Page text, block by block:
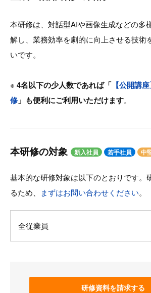
本研修は、対話型AIや画像生成などの多
解し、業務効率を劇的に向上させる技術
いです。
※ 4名以下の少人数であれば「 【公開講
修」も便利にご利用いただけます。
本研修の対象 新入社員 若手社員 中
基本的な研修対象は以下のとおりです。
るため、
まずはお問い合わせください。
全従業員
研修資料を請求する